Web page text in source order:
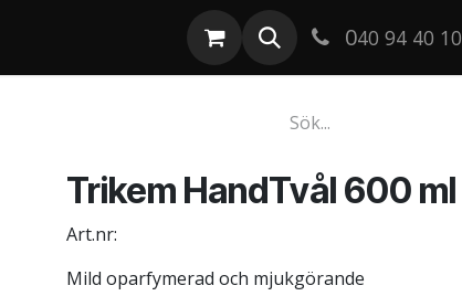
040 94 40 10
Trikem HandTvål 600 ml
Art.nr:
Mild oparfymerad och mjukgörande